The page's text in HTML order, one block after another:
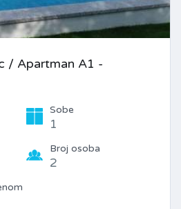
/ Apartman A1 -
Sobe
1
Broj osoba
2